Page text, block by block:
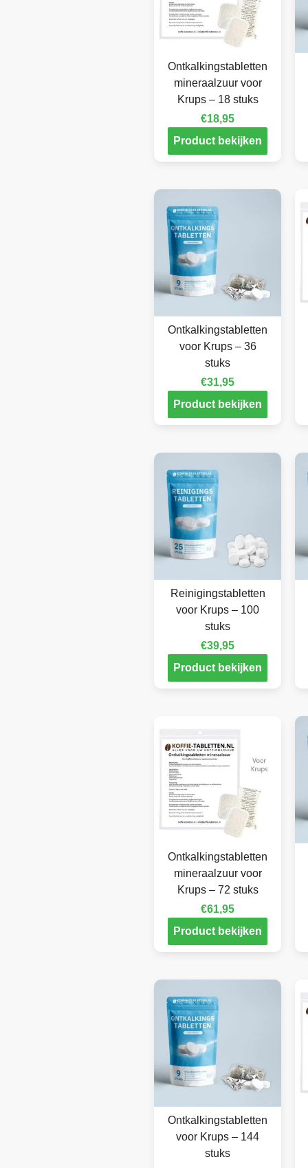
Ontkalkingstabletten
mineraalzuur voor
Krups – 18 stuks
€18,95
Product bekijken
Ontkalkingstabletten
voor Krups – 36
stuks
€31,95
Product bekijken
Reinigingstabletten
voor Krups – 100
stuks
€39,95
Product bekijken
Ontkalkingstabletten
mineraalzuur voor
Krups – 72 stuks
€61,95
Product bekijken
Ontkalkingstabletten
voor Krups – 144
stuks